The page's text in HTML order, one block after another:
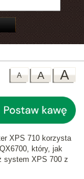
A
A
A
XPS 710 korzysta
, który, jak
system XPS 700 z